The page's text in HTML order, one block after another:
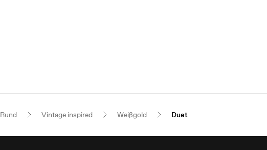
Rund Vintage inspired Weißgold Duet